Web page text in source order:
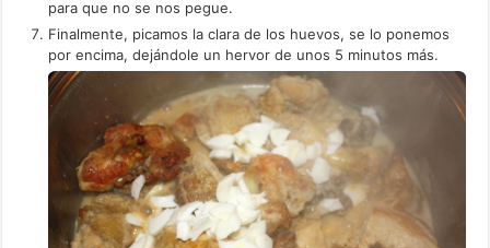
para que no se nos pegue.
Finalmente, picamos la clara de los huevos, se lo ponemos
por encima, dejándole un hervor de unos 5 minutos más.